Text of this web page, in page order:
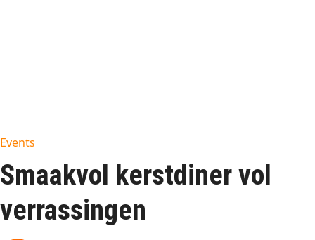
Events
Smaakvol kerstdiner vol
verrassingen